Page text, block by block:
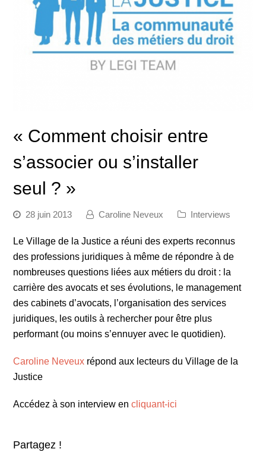
« Comment choisir entre
s’associer ou s’installer
seul ? »
28 juin 2013 Caroline Neveux Interviews
Le Village de la Justice a réuni des experts reconnus
des professions juridiques à même de répondre à de
nombreuses questions liées aux métiers du droit : la
carrière des avocats et ses évolutions, le management
des cabinets d’avocats, l’organisation des services
juridiques, les outils à rechercher pour être plus
performant (ou moins s’ennuyer avec le quotidien).
Caroline Neveux répond aux lecteurs du Village de la
Justice
Accédez à son interview encliquant-ici
Partagez !